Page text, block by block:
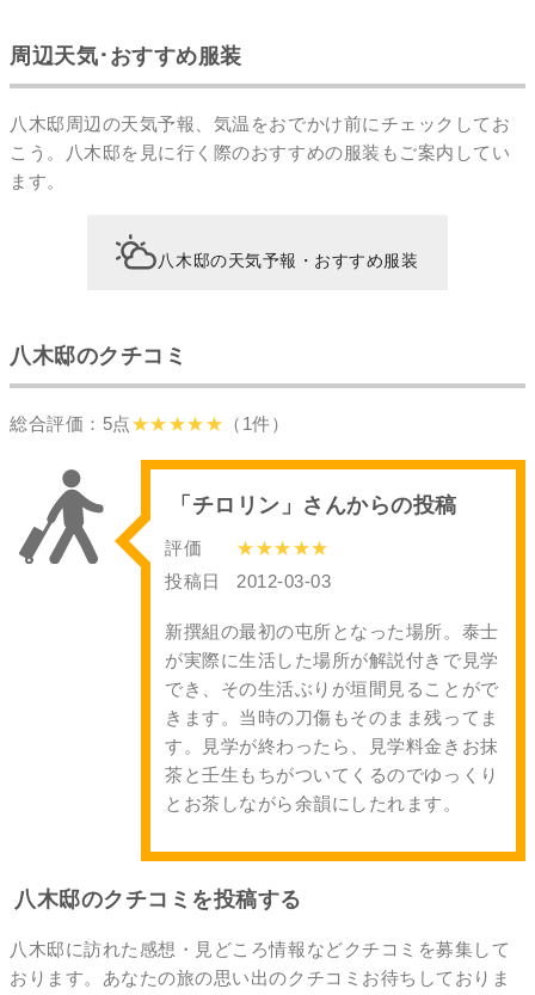
周辺天気･おすすめ服装
八木邸周辺の天気予報、気温をおでかけ前にチェックしてお
こう。八木邸を見に行く際のおすすめの服装もご案内してい
ます。
八木邸の天気予報・おすすめ服装
八木邸のクチコミ
総合評価：5点★★★★★ （1件）
「チロリン」さんからの投稿
評価
★★★★★
投稿日
2012-03-03
新撰組の最初の屯所となった場所。泰士
が実際に生活した場所が解説付きで見学
でき、その生活ぶりが垣間見ることがで
きます。当時の刀傷もそのまま残ってま
す。見学が終わったら、見学料金きお抹
茶と壬生もちがついてくるのでゆっくり
とお茶しながら余韻にしたれます。
八木邸のクチコミを投稿する
八木邸に訪れた感想・見どころ情報などクチコミを募集して
おります。あなたの旅の思い出のクチコミ お待ちしておりま